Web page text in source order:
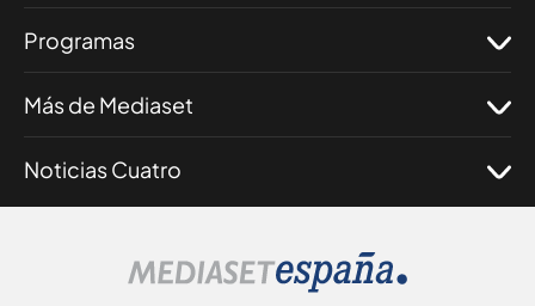
Programas
Más de Mediaset
Noticias Cuatro